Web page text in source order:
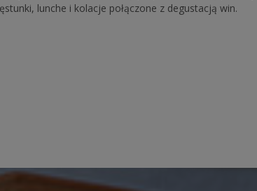
lunche i kolacje połączone z degustacją win.